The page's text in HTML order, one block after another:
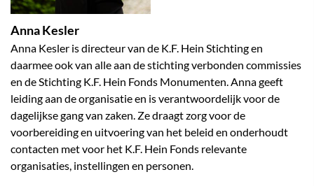
Anna Kesler
Anna Kesler is directeur van de K.F. Hein Stichting en
daarmee ook van alle aan de stichting verbonden commissies
en de Stichting K.F. Hein Fonds Monumenten. Anna geeft
leiding aan de organisatie en is verantwoordelijk voor de
dagelijkse gang van zaken. Ze draagt zorg voor de
voorbereiding en uitvoering van het beleid en onderhoudt
contacten met voor het K.F. Hein Fonds relevante
organisaties, instellingen en personen.